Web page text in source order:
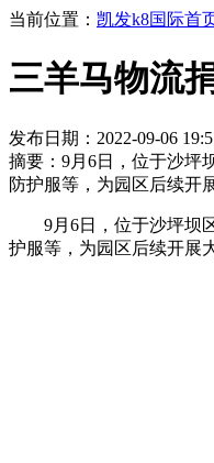
当前位置： 凯发k8国际首
三羊马物流
发布日期：2022-09-06
摘要：9月6日，位于沙坪
防护服等，为园区后续开
9月6日，位于沙坪坝
护服等，为园区后续开展